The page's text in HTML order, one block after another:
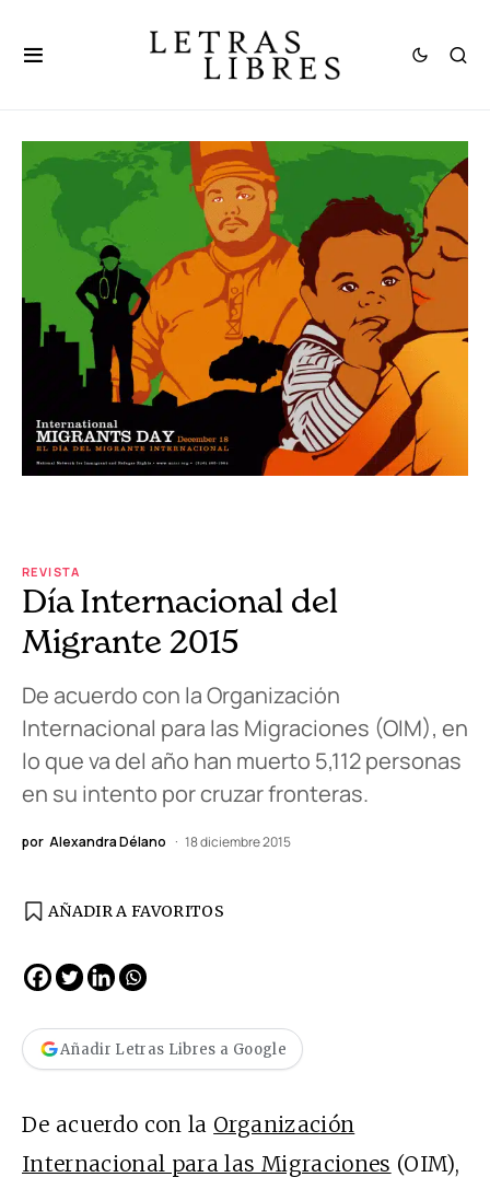
REVISTA
Día Internacional del
Migrante 2015
De acuerdo con la Organización
Internacional para las Migraciones (OIM), en
lo que va del año han muerto 5,112 personas
en su intento por cruzar fronteras.
por Alexandra Délano 18 diciembre 2015
AÑADIR A FAVORITOS
Añadir Letras Libres a Google
De acuerdo con la Organización
Internacional para las Migraciones (OIM),